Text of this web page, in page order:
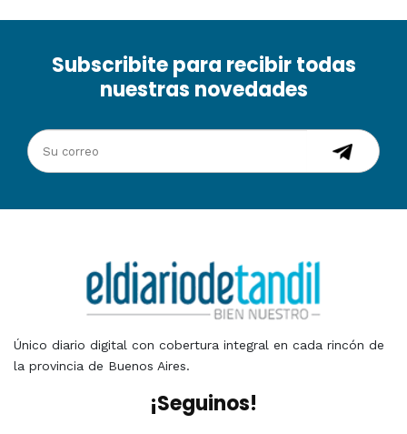
Subscribite para recibir todas
nuestras novedades
Único diario digital con cobertura integral en cada rincón de
la provincia de Buenos Aires.
¡Seguinos!